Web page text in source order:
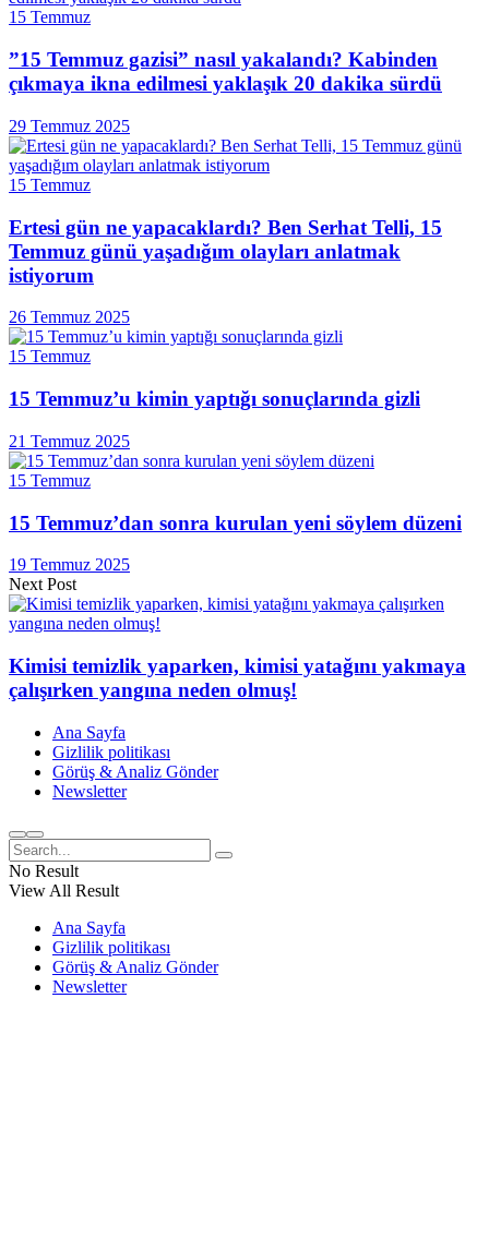
15 Temmuz
”15 Temmuz gazisi” nasıl yakalandı? Kabinden
çıkmaya ikna edilmesi yaklaşık 20 dakika sürdü
29 Temmuz 2025
15 Temmuz
Ertesi gün ne yapacaklardı? Ben Serhat Telli, 15
Temmuz günü yaşadığım olayları anlatmak
istiyorum
26 Temmuz 2025
15 Temmuz
15 Temmuz’u kimin yaptığı sonuçlarında gizli
21 Temmuz 2025
15 Temmuz
15 Temmuz’dan sonra kurulan yeni söylem düzeni
19 Temmuz 2025
Next Post
Kimisi temizlik yaparken, kimisi yatağını yakmaya
çalışırken yangına neden olmuş!
Ana Sayfa
Gizlilik politikası
Görüş & Analiz Gönder
Newsletter
No Result
View All Result
Ana Sayfa
Gizlilik politikası
Görüş & Analiz Gönder
Newsletter